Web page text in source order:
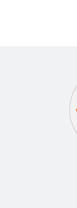
einem neuen Fenster
in einem neuen
Webseite in einem